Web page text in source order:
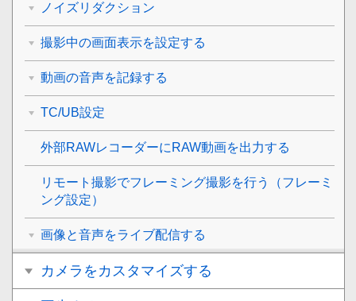
ノイズリダクション
撮影中の画面表示を設定する
動画の音声を記録する
TC/UB設定
外部RAWレコーダーにRAW動画を出力する
リモート撮影でフレーミング撮影を行う（フレーミ
ング設定）
画像と音声をライブ配信する
カメラをカスタマイズする